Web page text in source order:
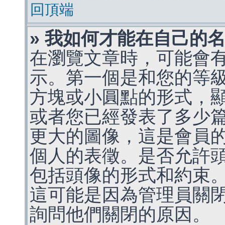
回頂端
» 我如何才能在自己的
在瀏覽文章時，可能會
示。第一個是和您的等
方塊或小圓點的形式，
或者您已經發表了多少
更大的圖像，這是會員
個人的表徵。是否允許
包括頭像的形式和約束
這可能是因為管理員關
詢問他們關閉的原因。